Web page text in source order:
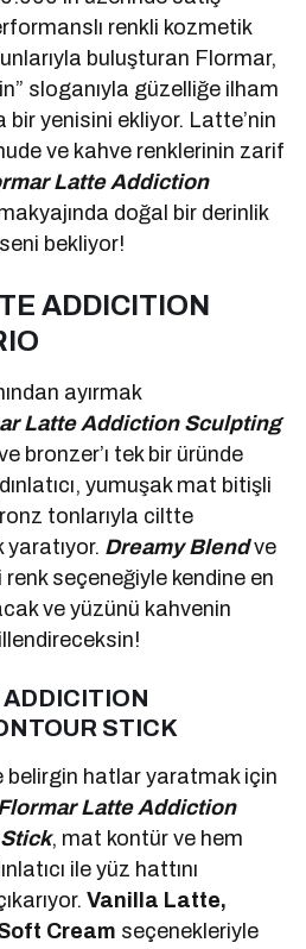
renkli kozmetik
buluşturan Flormar,
sloganıyla güzelliğe ilham
bir yenisini ekliyor. Latte’nin
ve kahve renklerinin zarif
Latte Addiction
doğal bir derinlik
bekliyor!
ADDICITION
ayırmak
Latte Addiction Sculpting
bronzer’ı tek bir üründe
yumuşak mat bitişli
tonlarıyla ciltte
yaratıyor. Dreamy Blendve
renk seçeneğiyle kendine en
ve yüzünü kahvenin
STICK
belirgin hatlar yaratmak için
Latte Addiction
, mat kontür ve hem
ile yüz hattını
Vanilla Latte,
Cream seçenekleriyle